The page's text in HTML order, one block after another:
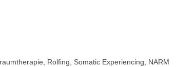
Rolfing, Somatic Experiencing, NARM